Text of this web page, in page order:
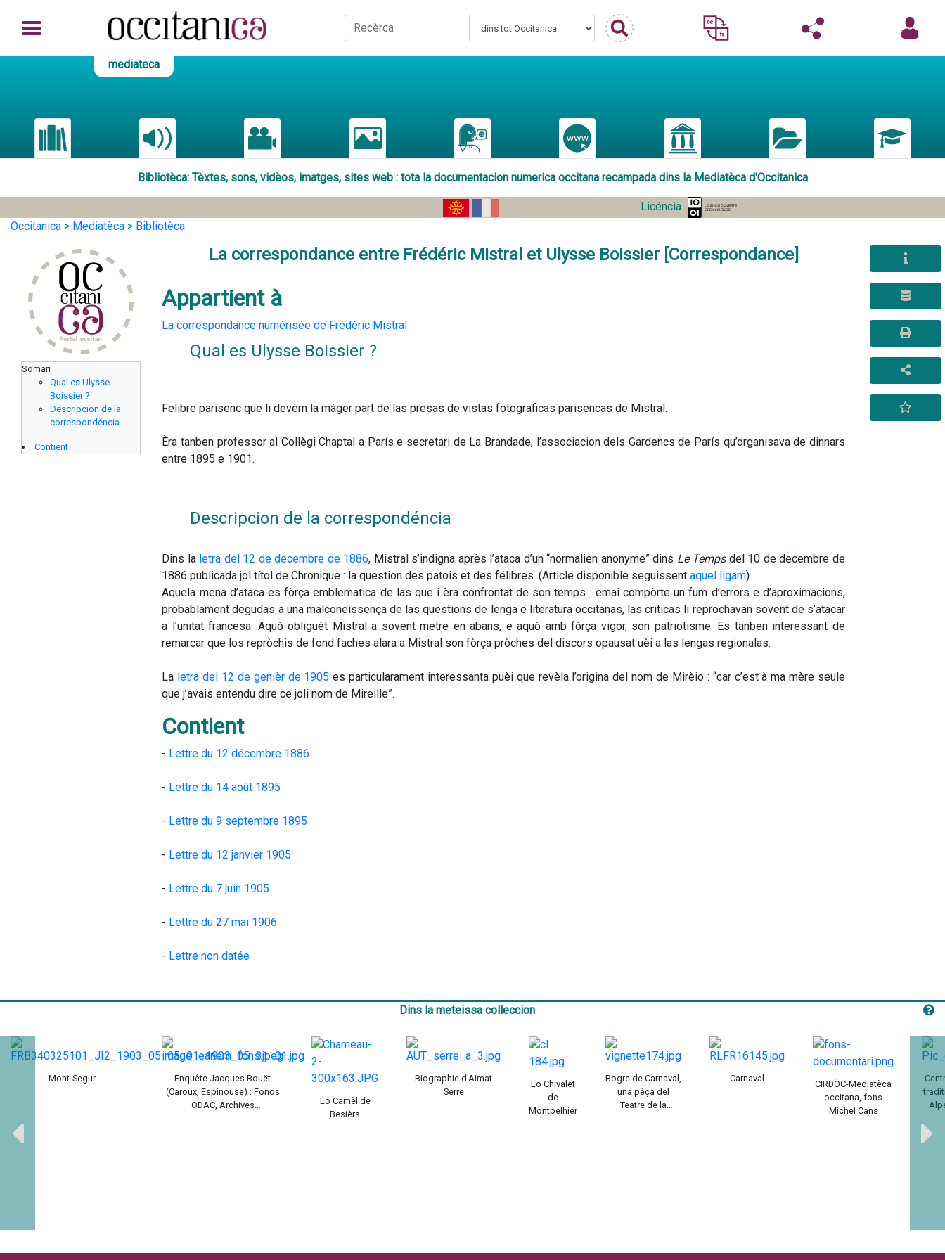
mediateca
Bibliotèca: Tèxtes, sons, vidèos, imatges, sites web : tota la documentacion numerica occitana recampada dins la Mediatèca d'Occitanica
Licéncia
Occitanica > Mediatèca > Bibliotèca
Somari
Qual es Ulysse
Boissier ?
Descripcion de la
correspondéncia
Contient
La correspondance entre Frédéric Mistral et Ulysse Boissier [Correspondance]
Appartient à
La correspondance numérisée de Frédéric Mistral
Qual es Ulysse Boissier ?
Felibre parisenc que li devèm la màger part de las presas de vistas fotograficas parisencas de Mistral.
Èra tanben professor al Collègi Chaptal a París e secretari de La Brandade, l’associacion dels Gardencs de París qu’organisava de dinnars
entre 1895 e 1901.
Descripcion de la correspondéncia
Dins la letra del 12 de decembre de 1886, Mistral s’indigna après l’ataca d’un “normalien anonyme” dins Le Temps del 10 de decembre de
1886 publicada jol títol de Chronique : la question des patois et des félibres. (Article disponible seguissent aquel ligam).
Aquela mena d’ataca es fòrça emblematica de las que i èra confrontat de son temps : emai compòrte un fum d’errors e d’aproximacions,
probablament degudas a una malconeissença de las questions de lenga e literatura occitanas, las criticas li reprochavan sovent de s’atacar
a l’unitat francesa. Aquò obliguèt Mistral a sovent metre en abans, e aquò amb fòrça vigor, son patriotisme. Es tanben interessant de
remarcar que los repròchis de fond faches alara a Mistral son fòrça pròches del discors opausat uèi a las lengas regionalas.
La letra del 12 de genièr de 1905 es particularament interessanta puèi que revèla l’origina del nom de Mirèio : “car c’est à ma mère seule
que j’avais entendu dire ce joli nom de Mireille”.
Contient
- Lettre du 12 décembre 1886
- Lettre du 14 août 1895
- Lettre du 9 septembre 1895
- Lettre du 12 janvier 1905
- Lettre du 7 juin 1905
- Lettre du 27 mai 1906
- Lettre non datée
Dins la meteissa colleccion
Mont-Segur
Enquête Jacques Bouët
(Caroux, Espinouse) : Fonds
ODAC, Archives
Lo Camèl de
Besièrs
Biographie d'Aimat
Serre
Lo Chivalet
de
Montpelhièr
Bogre de Carnaval,
una pèça del
Teatre de la
Carnaval
CIRDÒC-Mediatèca
occitana, fons
Michel Cans